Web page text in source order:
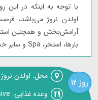
با توجه به اینکه در
اولدن نروژ می‌باشد،
آرامش‌بخش و همچنین
بارها، استخر، Spa و سایر خدمات کشتی فراهم است.
روز 12
محل: اولدن نروژ
وعده غذایی: Full Board/All-inclusive